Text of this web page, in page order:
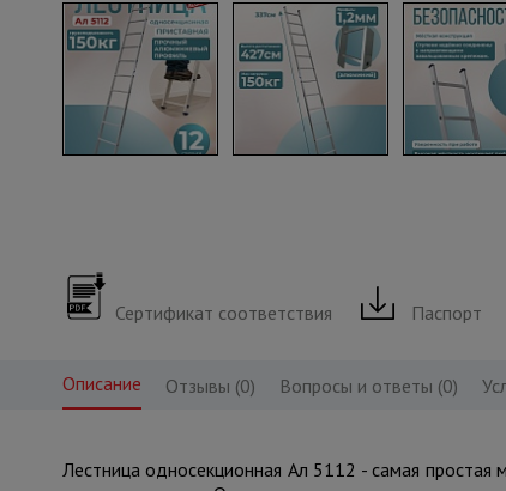
Сертификат соответствия Паспорт
Описание Отзывы (0) Вопросы и ответы (0)
Лестница односекционная Ал 5112 - самая